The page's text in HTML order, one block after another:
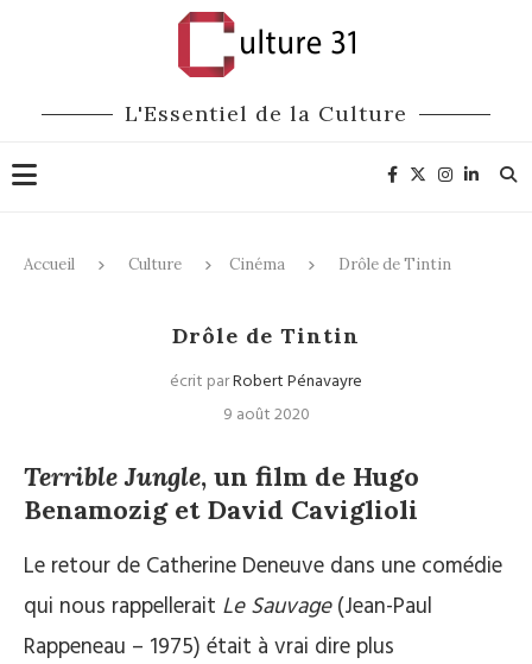
L'Essentiel de la Culture
Accueil Culture Cinéma Drôle de Tintin
Drôle de Tintin
écrit parRobert Pénavayre
9 août 2020
Terrible Jungle, un film de Hugo
Benamozig et David Caviglioli
Le retour de Catherine Deneuve dans une comédie
qui nous rappellerait Le Sauvage(Jean-Paul
Rappeneau – 1975) était à vrai dire plus